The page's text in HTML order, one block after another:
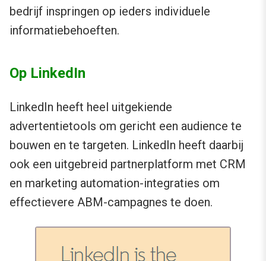
bedrijf inspringen op ieders individuele
informatiebehoeften.
Op LinkedIn
LinkedIn heeft heel uitgekiende
advertentietools om gericht een audience te
bouwen en te targeten. LinkedIn heeft daarbij
ook een uitgebreid partnerplatform met CRM
en marketing automation-integraties om
effectievere ABM-campagnes te doen.